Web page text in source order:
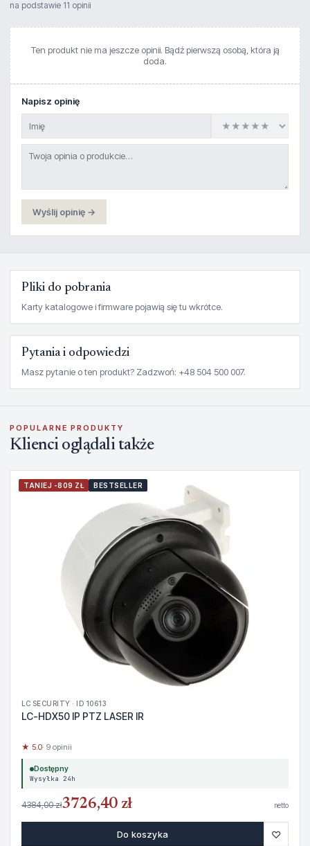
na podstawie 11 opinii
Ten produkt nie ma jeszcze opinii. Bądź pierwszą osobą, która ją
doda.
Napisz opinię
Wyślij opinię →
Pliki do pobrania
Karty katalogowe i firmware pojawią się tu wkrótce.
Pytania i odpowiedzi
Masz pytanie o ten produkt? Zadzwoń: +48 504 500 007.
POPULARNE PRODUKTY
Klienci oglądali także
TANIEJ -809 ZŁ BESTSELLER
LC SECURITY · ID 10613
LC-HDX50 IP PTZ LASER IR
★ 5.0· 9 opinii
Dostępny
Wysyłka 24h
4384,00 zł3726,40 zł netto
Do koszyka ♡